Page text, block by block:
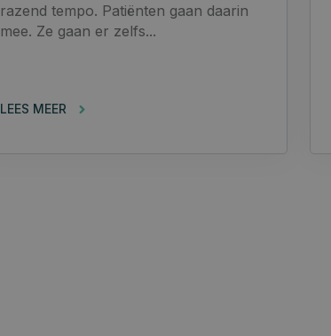
razend tempo. Patiënten gaan daarin
mee. Ze gaan er zelfs...
LEES MEER